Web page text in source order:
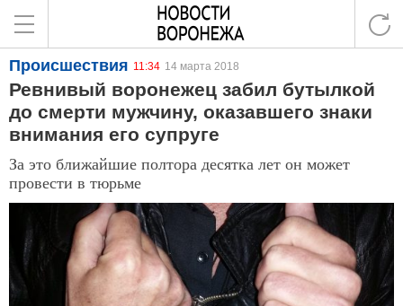
Происшествия 11:34 14 марта 2018
Ревнивый воронежец забил бутылкой
до смерти мужчину, оказавшего знаки
внимания его супруге
За это ближайшие полтора десятка лет он может
провести в тюрьме